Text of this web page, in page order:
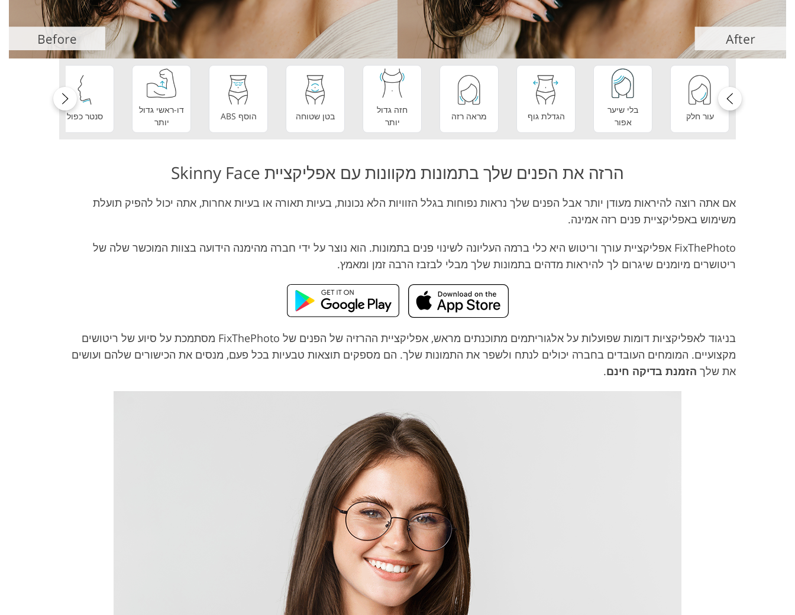
Product Photo Editing
Jewellery Photo Editing
AI Training Data
Editing Services
עור חלק
בלי שיער
אפור
הגדלת גוף מראה רזה
חזה גדול
יותר
בטן שטוחה הוסף ABS
דו-ראשי גדול
יותר
סנטר כפול
הרזה את הפנים שלך בתמונות מקוונות עם אפליקציית Skinny Face
אם אתה רוצה להיראות מעודן יותר אבל הפנים שלך נראות נפוחות בגלל הזוויות הלא נכונות, בעיות תאורה או בעיות אחרות, אתה יכול להפיק תועלת
משימוש באפליקציית פנים רזה אמינה.
FixThePhoto אפליקציית עורך וריטוש היא כלי ברמה העליונה לשינוי פנים בתמונות. הוא נוצר על ידי חברה מהימנה הידועה בצוות המוכשר שלה של
ריטושרים מיומנים שיגרום לך להיראות מדהים בתמונות שלך מבלי לבזבז הרבה זמן ומאמץ.
בניגוד לאפליקציות דומות שפועלות על אלגוריתמים מתוכנתים מראש, אפליקציית ההרזיה של הפנים של FixThePhoto מסתמכת על סיוע של ריטושים
מקצועיים. המומחים העובדים בחברה יכולים לנתח ולשפר את התמונות שלך. הם מספקים תוצאות טבעיות בכל פעם, מנסים את הכישורים שלהם ועושים
את שלך הזמנת בדיקה חינם.